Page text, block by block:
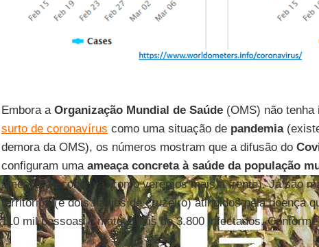
Embora aOrganização Mundial de Saúde(OMS) não tenha
surto de coronavírus como uma situação de pandemia
demora da OMS), os números mostram que a difusão do
configuram umaameaça concreta à saúde da população
ameaça à economia, como veremos mais à frente). Já são
territórios (e dois navios de cruzeiro) atingidos pela doença
110 mil pessoas e matou mais de 3.800 infectados.